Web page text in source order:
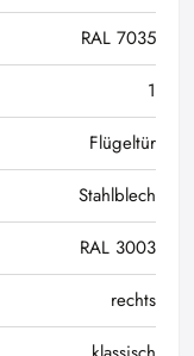
RAL 7035
1
Flügeltür
Stahlblech
RAL 3003
rechts